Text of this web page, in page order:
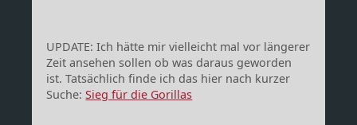
UPDATE: Ich hätte mir vielleicht mal vor längerer
Zeit ansehen sollen ob was daraus geworden
ist. Tatsächlich finde ich das hier nach kurzer
Suche:Sieg für die Gorillas